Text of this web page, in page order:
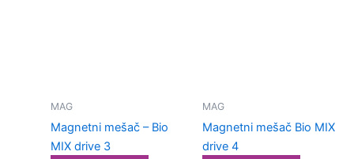
MAG
Magnetni mešač – Bio
MIX drive 3
MAG
Magnetni mešač Bio MIX
drive 4